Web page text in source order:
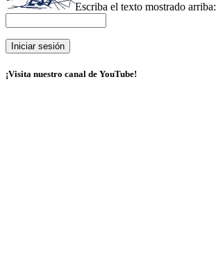
Escriba el texto mostrado arriba:
¡Visita nuestro canal de YouTube!